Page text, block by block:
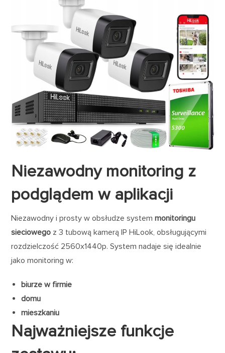
Niezawodny monitoring z
podglądem w aplikacji
Niezawodny i prosty w obsłudze systemmonitoringu
sieciowego z 3 tubową kamerą IP HiLook, obsługującymi
rozdzielczość 2560x1440p. System nadaje się idealnie
jako monitoring w:
biurze w firmie
domu
mieszkaniu
Najważniejsze funkcje